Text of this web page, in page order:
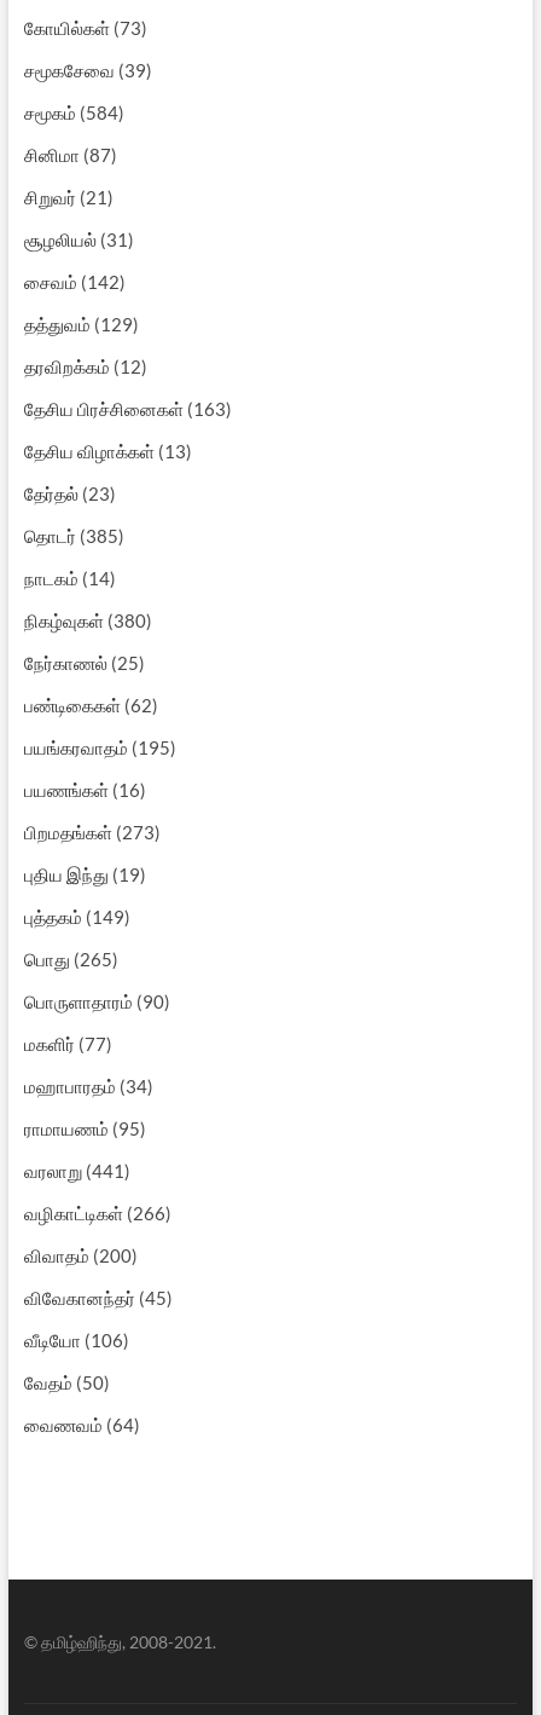
கோயில்கள்(73)
சமூகசேவை (39)
சமூகம் (584)
சினிமா (87)
சிறுவர் (21)
சூழலியல்(31)
சைவம் (142)
தத்துவம் (129)
தரவிறக்கம் (12)
தேசிய பிரச்சினைகள்(163)
தேசிய விழாக்கள்(13)
தேர்தல்(23)
தொடர் (385)
நாடகம் (14)
நிகழ்வுகள்(380)
நேர்காணல்(25)
பண்டிகைகள்(62)
பயங்கரவாதம் (195)
பயணங்கள்(16)
பிறமதங்கள்(273)
புதிய இந்து (19)
புத்தகம் (149)
பொது (265)
பொருளாதாரம் (90)
மகளிர் (77)
மஹாபாரதம் (34)
ராமாயணம் (95)
வரலாறு(441)
வழிகாட்டிகள்(266)
விவாதம் (200)
விவேகானந்தர் (45)
வீடியோ (106)
வேதம் (50)
வைணவம் (64)
© தமிழ்ஹிந்து, 2008-2021.